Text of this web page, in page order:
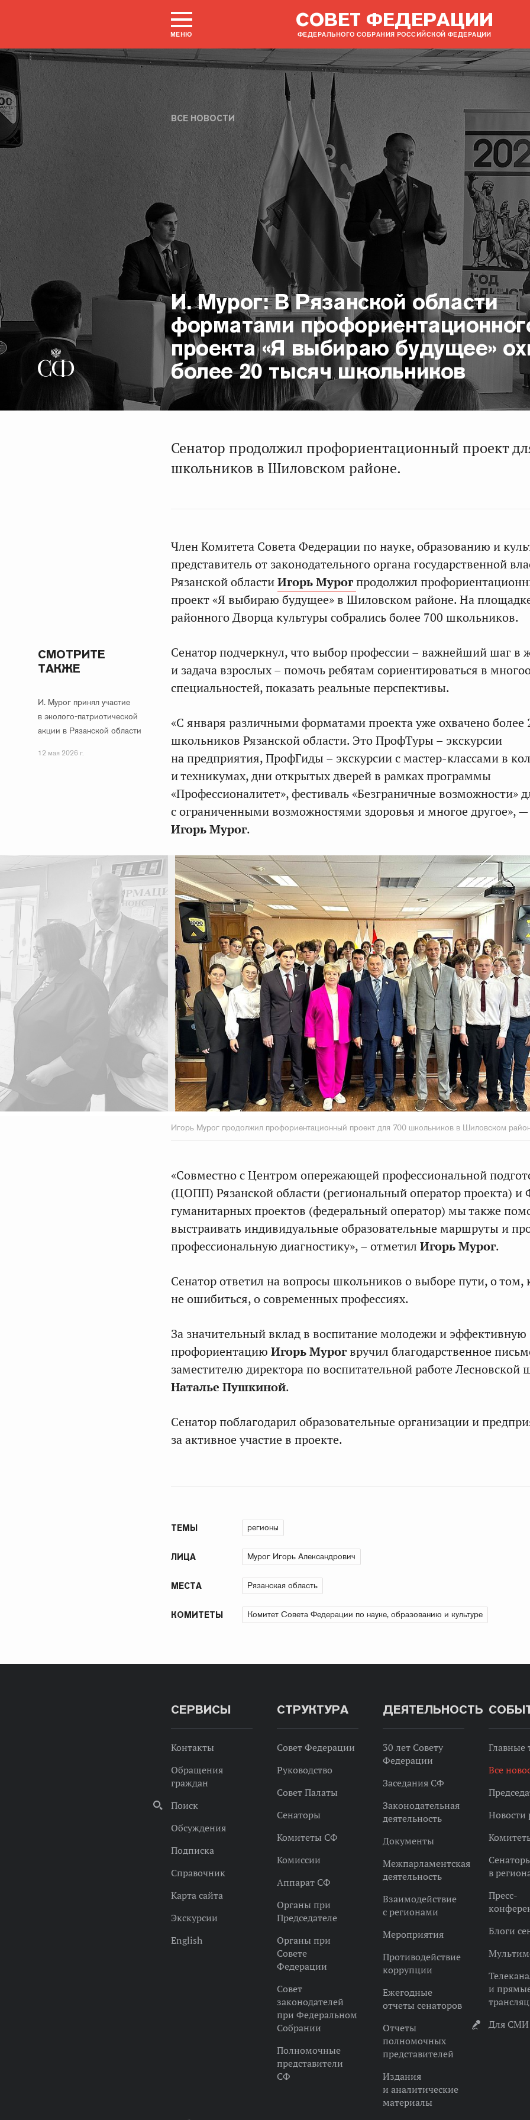
МЕНЮ
СОВЕТ ФЕДЕРАЦИИ
ФЕДЕРАЛЬНОГО СОБРАНИЯ РОССИЙСКОЙ ФЕДЕРАЦИИ
ВСЕ НОВОСТИ
И. Мурог: В Рязанской области
форматами
проекта «Я выбираю будущее»
более 20 тысяч школьников
Сенатор продолжил профориентационный проект
школьников в Шиловском районе.
Член Комитета Совета Федерации по науке, образованию и
представитель от законодательного органа государственной
Рязанской областиИгорь Мурогпродолжил
проект «Я выбираю будущее» в Шиловском районе. На
районного Дворца культуры собрались более 700 школьников.
СМОТРИТЕ
ТАКЖЕ
И. Мурог принял участие
в эколого-патриотической
акции в Рязанской области
12 мая 2026 г.
Сенатор подчеркнул, что выбор профессии – важнейший шаг в
и задача взрослых – помочь ребятам сориентироваться в
специальностей, показать реальные перспективы.
«С января различными форматами проекта уже охвачено более
школьников Рязанской области. Это ПрофТуры – экскурсии
на предприятия, ПрофГиды – экскурсии с мастер-классами в
и техникумах, дни открытых дверей в рамках программы
«Профессионалитет», фестиваль «Безграничные возможности»
с ограниченными возможностями здоровья и многое другое»,
Игорь Мурог.
Игорь Мурог продолжил профориентационный проект для 700 школьников в Шиловском
«Совместно с Центром опережающей профессиональной
(ЦОПП) Рязанской области (региональный оператор проекта) и
гуманитарных проектов (федеральный оператор) мы также
выстраивать индивидуальные образовательные маршруты и
профессиональную диагностику», – отметил Игорь Мурог.
Сенатор ответил на вопросы школьников о выборе пути, о том,
не ошибиться, о современных профессиях.
За значительный вклад в воспитание молодежи и эффективную
профориентацию Игорь Мурогвручил благодарственное
заместителю директора по воспитательной работе Лесновской
Наталье Пушкиной.
Сенатор поблагодарил образовательные организации и
за активное участие в проекте.
ТЕМЫ регионы
ЛИЦА Мурог Игорь Александрович
МЕСТА Рязанская область
КОМИТЕТЫ Комитет Совета Федерации по науке, образованию и культуре
СЕРВИСЫ
Контакты
Обращения
граждан
Поиск
Обсуждения
Подписка
Справочник
Карта сайта
Экскурсии
English
СТРУКТУРА
Совет Федерации
Руководство
Совет Палаты
Сенаторы
Комитеты СФ
Комиссии
Аппарат СФ
Органы при
Председателе
Органы при
Совете
Федерации
Совет
законодателей
при Федеральном
Собрании
Полномочные
представители
СФ
ДЕЯТЕЛЬНОСТЬ
30 лет Совету
Федерации
Заседания СФ
Законодательная
деятельность
Документы
Межпарламентская
деятельность
Взаимодействие
с регионами
Мероприятия
Противодействие
коррупции
Ежегодные
отчеты сенаторов
Отчеты
полномочных
представителей
Издания
и аналитические
материалы
Главные
Все
Новости
в
Пресс-
Блоги
и
Для СМИ